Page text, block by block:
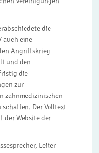
die
auch eine
Angriffskrieg
und den
die
zur
zahnmedizinischen
schaffen. Der Volltext
der Website der
Leiter